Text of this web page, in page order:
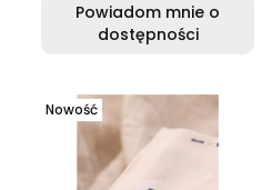
Powiadom mnie o
dostępności
Nowość